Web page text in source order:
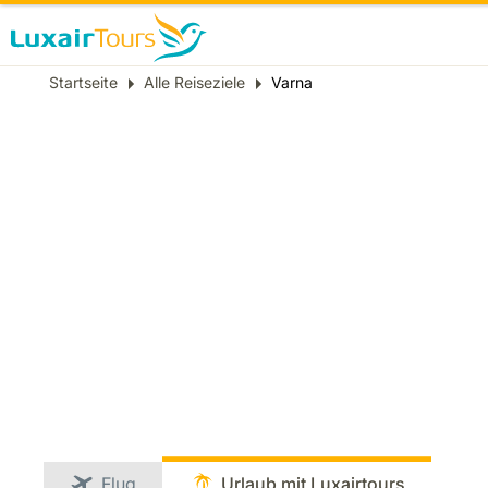
Breadcrumb
Startseite Alle Reiseziele Varna